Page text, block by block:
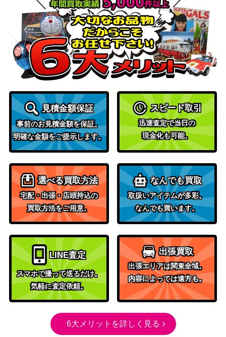
“Halloween Night”
千夜 (GU/W88-01
6SP)
ブシロード
（ご注文はうさぎですか？
BLOOM）
4,000
アイドル【OSK/S
107-T12OFR】
ブシロード
（推しの子）
6,000
(GU/W94-018SP)
（東京リベンジャーズ）
3,000
“お友だち”を追っ
て マンハッタンカ
フェ【UMA/W119-
055SP】
ブシロード
（劇場版『ウマ娘 プリティー
ダービー 新時代の扉』）
10,000
スペシャルドリー
マー スペシャルウ
ィーク（UMA/W1
06-011SP）
ブシロード
（ウマ娘）
3,300
優木 せつ菜(LNJ/
W85-042SSP)
ブシロード
クールアイドル同好会 feat.ス
クールアイドルフェスティバ
ル ALL STARS）
65,000
いつか必ず マンハ
ッタンカフェ【U
ブシロード
（劇場版『ウマ娘 プリティー
ダービー 新時代の扉』）
5,000
見積金額保証
事前のお見積金額を保証。
明確な金額をご提示します。
スピード取引
迅速査定で当日の
現金化も可能。
選べる買取方法
宅配・出張・店頭持込の
買取方法をご用意。
なんでも買取
取扱いアイテムが多彩。
なんでも買います。
LINE査定
スマホで撮って送るだけ。
気軽に査定依頼。
出張買取
出張エリアは関東全域。
内容によっては遠方も。
6大メリットを詳しく見る